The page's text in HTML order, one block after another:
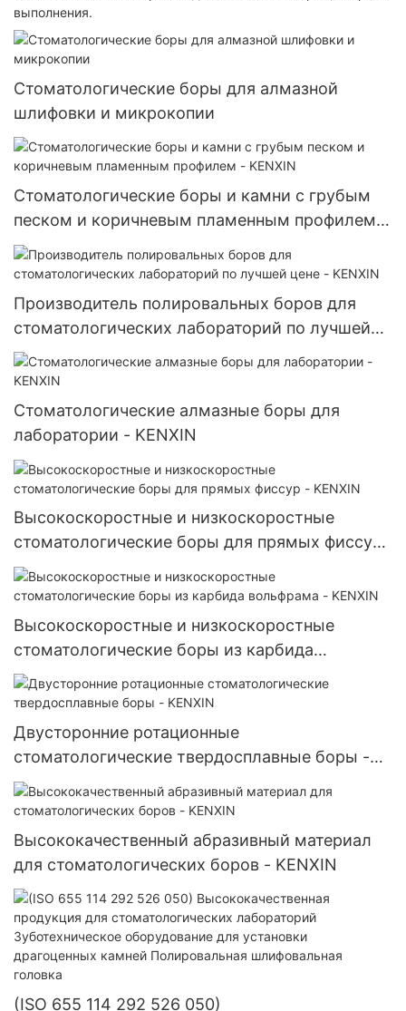
выполнения.
Стоматологические боры для алмазной
шлифовки и микрокопии
Стоматологические боры и камни с грубым
песком и коричневым пламенным профилем -
KENXIN
Производитель полировальных боров для
стоматологических лабораторий по лучшей
цене - KENXIN
Стоматологические алмазные боры для
лаборатории - KENXIN
Высокоскоростные и низкоскоростные
стоматологические боры для прямых фиссур
- KENXIN
Высокоскоростные и низкоскоростные
стоматологические боры из карбида
вольфрама - KENXIN
Двусторонние ротационные
стоматологические твердосплавные боры -
KENXIN
Высококачественный абразивный материал
для стоматологических боров - KENXIN
(ISO 655 114 292 526 050)